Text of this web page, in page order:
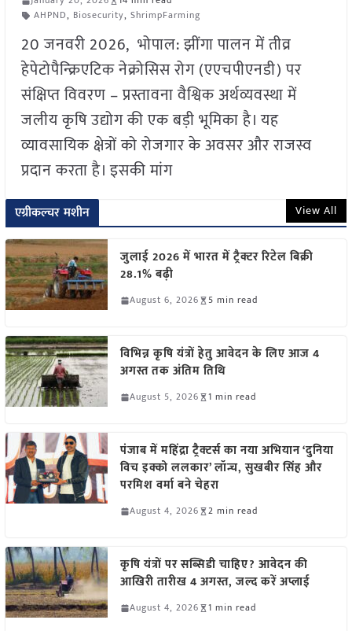
AHPND, Biosecurity, ShrimpFarming
20 जनवरी 2026, भोपाल: झींगा पालन में तीव्र
हेपेटोपैन्क्रिएटिक नेक्रोसिस रोग (एएचपीएनडी) पर
संक्षिप्त विवरण – प्रस्तावना वैश्विक अर्थव्यवस्था में
जलीय कृषि उद्योग की एक बड़ी भूमिका है। यह
व्यावसायिक क्षेत्रों को रोजगार के अवसर और राजस्व
प्रदान करता है। इसकी मांग
एग्रीकल्चर मशीन View All
जुलाई 2026 में भारत में ट्रैक्टर रिटेल बिक्री
28.1% बढ़ी
August 6, 2026 5 min read
विभिन्न कृषि यंत्रों हेतु आवेदन के लिए आज 4
अगस्त तक अंतिम तिथि
August 5, 2026 1 min read
पंजाब में महिंद्रा ट्रैक्टर्स का नया अभियान ‘दुनिया
विच इक्को ललकार’ लॉन्च, सुखबीर सिंह और
परमिश वर्मा बने चेहरा
August 4, 2026 2 min read
कृषि यंत्रों पर सब्सिडी चाहिए? आवेदन की
आखिरी तारीख 4 अगस्त, जल्द करें अप्लाई
August 4, 2026 1 min read